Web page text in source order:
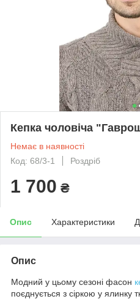
Кепка чоловіча
Немає в наявності
Код: 68/3-1
Роздріб
1 700 ₴
Опис Характеристики
Опис
Модний у цьому сезоні фасон
поєднується з сіркою у ялинку